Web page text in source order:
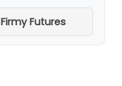
Firmy Futures